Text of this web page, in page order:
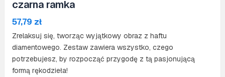
czarna ramka
57,79 zł
Zrelaksuj się, tworząc wyjątkowy obraz z haftu
diamentowego. Zestaw zawiera wszystko, czego
potrzebujesz, by rozpocząć przygodę z tą pasjonującą
formą rękodzieła!